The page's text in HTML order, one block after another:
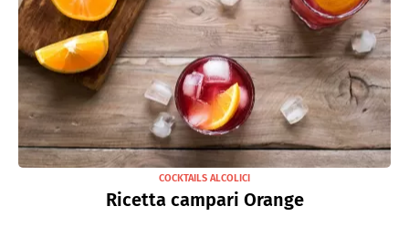
COCKTAILS ALCOLICI
Ricetta campari Orange